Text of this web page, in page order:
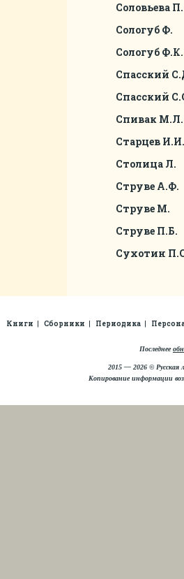
Соловьева
Сологуб Ф.
Сологуб Ф.К.
Спасский
Спасский
Спивак М.Л.
Старцев И.И.
Столица Л.
Струве А.Ф.
Струве М.
Струве П.Б.
Сухотин
Книги Сборники Периодика
Последнее
2015 — 2026 © Русская
Копирование информации